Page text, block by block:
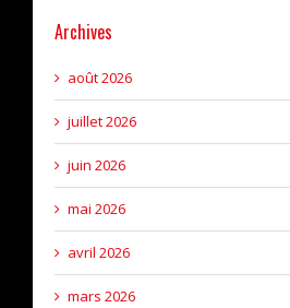
Archives
août 2026
juillet 2026
juin 2026
mai 2026
avril 2026
mars 2026